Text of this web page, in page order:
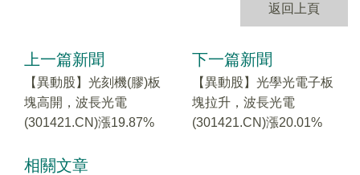
返回上頁
上一篇新聞
【異動股】光刻機(膠)板
塊高開，波長光電
(301421.CN)漲19.87%
下一篇新聞
【異動股】光學光電子板
塊拉升，波長光電
(301421.CN)漲20.01%
相關文章